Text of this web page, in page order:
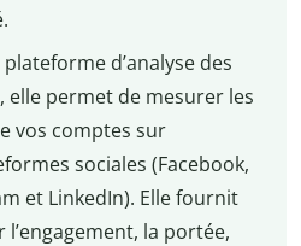
d’analyse des
elle permet de mesurer les
vos comptes sur
sociales (Facebook,
et LinkedIn). Elle fournit
l’engagement, la portée,